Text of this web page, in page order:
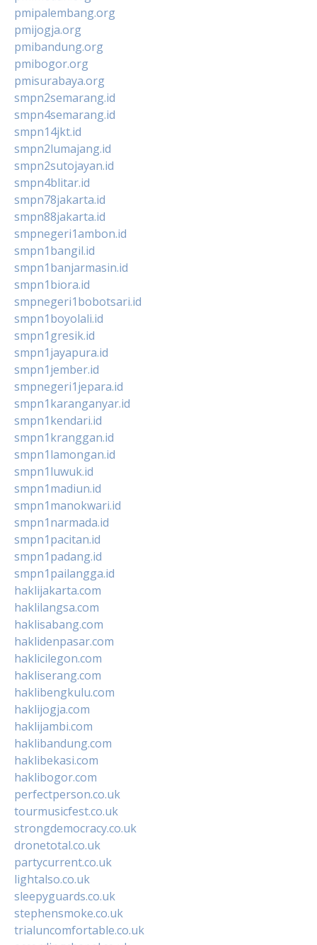
pmipalembang.org
pmijogja.org
pmibandung.org
pmibogor.org
pmisurabaya.org
smpn2semarang.id
smpn4semarang.id
smpn14jkt.id
smpn2lumajang.id
smpn2sutojayan.id
smpn4blitar.id
smpn78jakarta.id
smpn88jakarta.id
smpnegeri1ambon.id
smpn1bangil.id
smpn1banjarmasin.id
smpn1biora.id
smpnegeri1bobotsari.id
smpn1boyolali.id
smpn1gresik.id
smpn1jayapura.id
smpn1jember.id
smpnegeri1jepara.id
smpn1karanganyar.id
smpn1kendari.id
smpn1kranggan.id
smpn1lamongan.id
smpn1luwuk.id
smpn1madiun.id
smpn1manokwari.id
smpn1narmada.id
smpn1pacitan.id
smpn1padang.id
smpn1pailangga.id
haklijakarta.com
haklilangsa.com
haklisabang.com
haklidenpasar.com
haklicilegon.com
hakliserang.com
haklibengkulu.com
haklijogja.com
haklijambi.com
haklibandung.com
haklibekasi.com
haklibogor.com
perfectperson.co.uk
tourmusicfest.co.uk
strongdemocracy.co.uk
dronetotal.co.uk
partycurrent.co.uk
lightalso.co.uk
sleepyguards.co.uk
stephensmoke.co.uk
trialuncomfortable.co.uk